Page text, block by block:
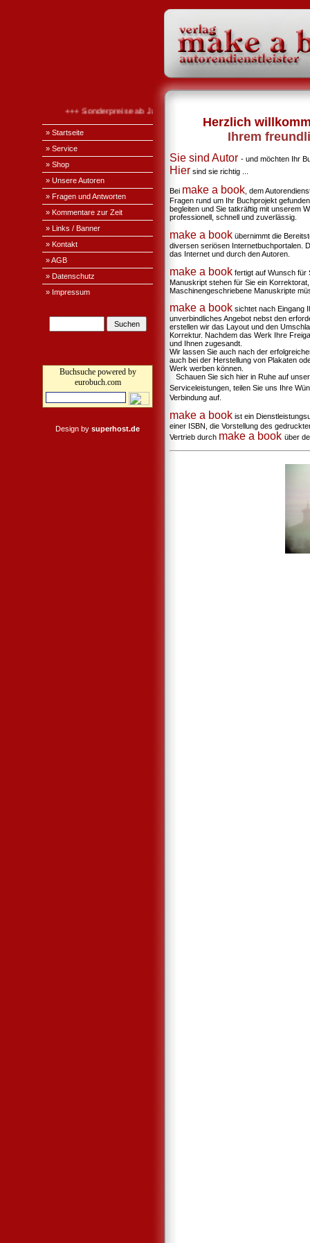
+++ Sonderpreise ab Januar 2026 +++
» Startseite
» Service
» Shop
» Unsere Autoren
» Fragen und Antworten
» Kommentare zur Zeit
» Links / Banner
» Kontakt
» AGB
» Datenschutz
» Impressum
Buchsuche powered by
eurobuch.com
Design by superhost.de
Herzlich
Ihrem
Sie sind Autor - und möchten Ihr
Hier sind sie richtig ...
Bei make a book , dem
Fragen rund um Ihr Buchprojekt
begleiten und Sie tatkräftig mit unserem
professionell, schnell und zuverlässig.
make a book übernimmt die
diversen seriösen Internetbuchportalen.
das Internet und durch den Autoren.
make a book fertigt auf Wunsch für
Manuskript stehen für Sie ein
Maschinengeschriebene Manuskripte
make a book sichtet nach Eingang
unverbindliches Angebot nebst den
erstellen wir das Layout und den
Korrektur. Nachdem das Werk Ihre
und Ihnen zugesandt.
Wir lassen Sie auch nach der
auch bei der Herstellung von Plakaten
Werk werben können.
Schauen Sie sich hier in Ruhe auf
Serviceleistungen, teilen Sie uns Ihre
Verbindung auf.
make a book ist ein
einer ISBN, die Vorstellung des
Vertrieb durch make a book über